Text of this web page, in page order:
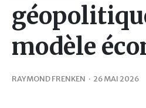
modèle
RAYMOND FRENKEN · 26 MAI 2026